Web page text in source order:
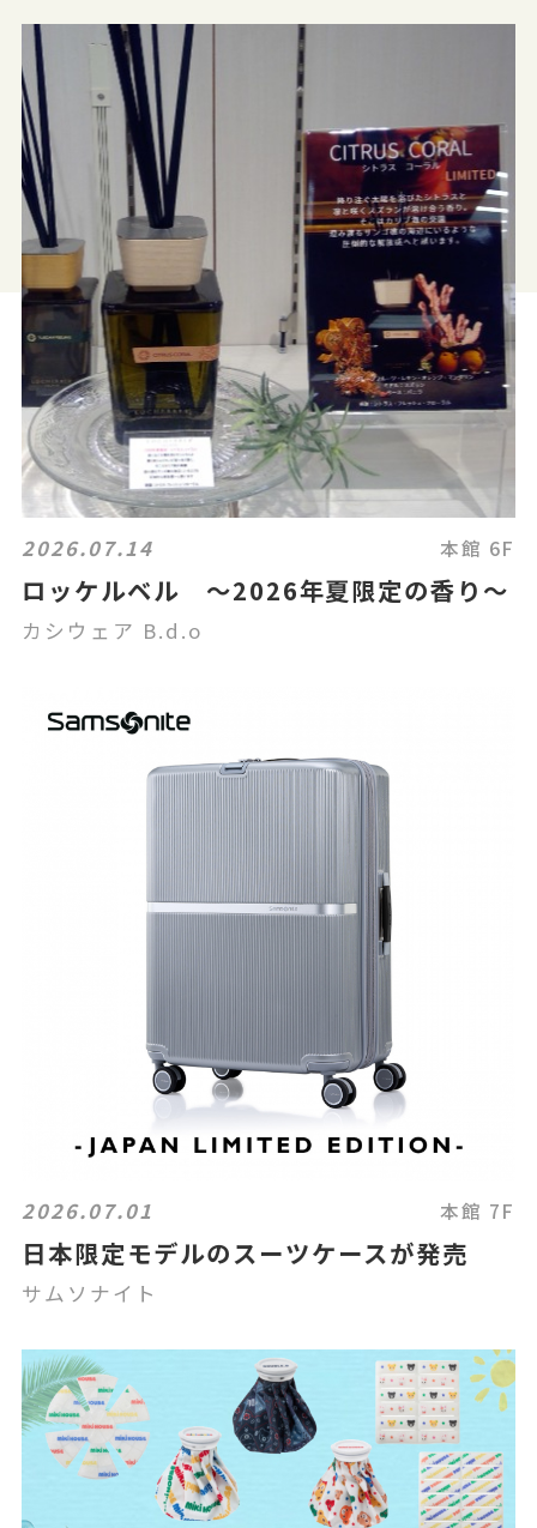
2026.07.14 本館 6F
ロッケルベル ～2026年夏限定の香り～
カシウェア B.d.o
2026.07.01 本館 7F
日本限定モデルのスーツケースが発売
サムソナイト